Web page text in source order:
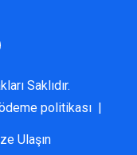
Saklıdır.
politikası |
Ulaşın